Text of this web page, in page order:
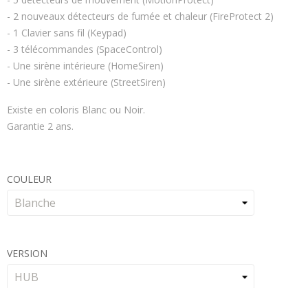
- 2 nouveaux détecteurs de fumée et chaleur (FireProtect 2)
- 1 Clavier sans fil (Keypad)
- 3 télécommandes (SpaceControl)
- Une sirène intérieure (HomeSiren)
- Une sirène extérieure (StreetSiren)
Existe en coloris Blanc ou Noir.
Garantie 2 ans.
COULEUR
VERSION